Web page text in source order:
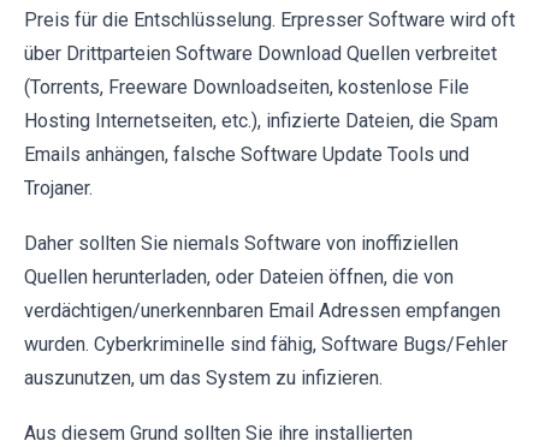
Preis für die Entschlüsselung. Erpresser Software wird oft
über Drittparteien Software Download Quellen verbreitet
(Torrents, Freeware Downloadseiten, kostenlose File
Hosting Internetseiten, etc.), infizierte Dateien, die Spam
Emails anhängen, falsche Software Update Tools und
Trojaner.
Daher sollten Sie niemals Software von inoffiziellen
Quellen herunterladen, oder Dateien öffnen, die von
verdächtigen/unerkennbaren Email Adressen empfangen
wurden. Cyberkriminelle sind fähig, Software Bugs/Fehler
auszunutzen, um das System zu infizieren.
Aus diesem Grund sollten Sie ihre installierten